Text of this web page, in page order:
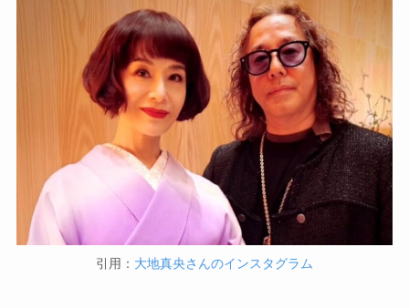
引用： 大地真央さんのインスタグラム